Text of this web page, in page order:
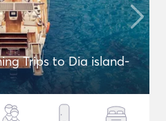
Trips to Dia island-